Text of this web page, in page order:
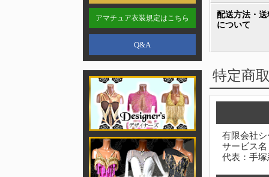
アマチュア衣装規定はこちら
Q&A
配送方法・送
について
特定商
有限会社シ
サービス
代表：手塚